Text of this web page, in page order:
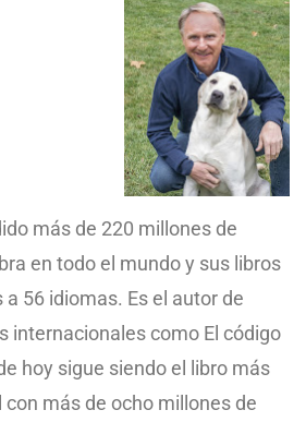
más de 220 millones de
en todo el mundo y sus libros
56 idiomas. Es el autor de
internacionales como El código
hoy sigue siendo el libro más
más de ocho millones de